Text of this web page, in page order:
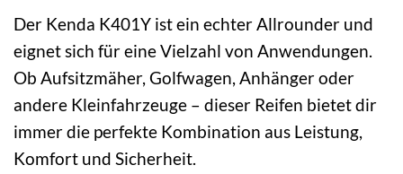
Der Kenda K401Y ist ein echter Allrounder und
eignet sich für eine Vielzahl von Anwendungen.
Ob Aufsitzmäher, Golfwagen, Anhänger oder
andere Kleinfahrzeuge – dieser Reifen bietet dir
immer die perfekte Kombination aus Leistung,
Komfort und Sicherheit.